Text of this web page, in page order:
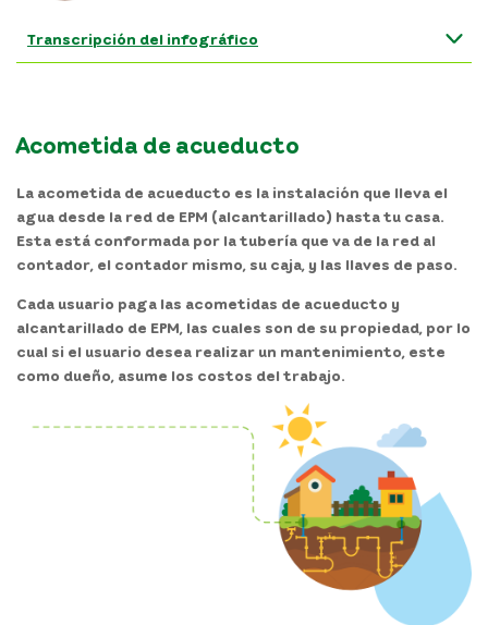
Transcripción del infográfico
Acometida de acueducto
La acometida de acueducto es la instalación que lleva el
agua desde la red de EPM (alcantarillado) hasta tu casa.
Esta está conformada por la tubería que va de la red al
contador, el contador mismo, su caja, y las llaves de paso.
Cada usuario paga las acometidas de acueducto y
alcantarillado de EPM, las cuales son de su propiedad, por lo
cual si el usuario desea realizar un mantenimiento, este
como dueño, asume los costos del trabajo.